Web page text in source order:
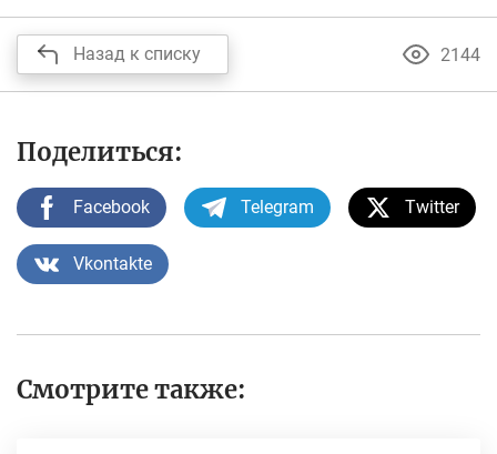
Назад к списку 2144
Поделиться:
Facebook Telegram Twitter
Vkontakte
Смотрите также: